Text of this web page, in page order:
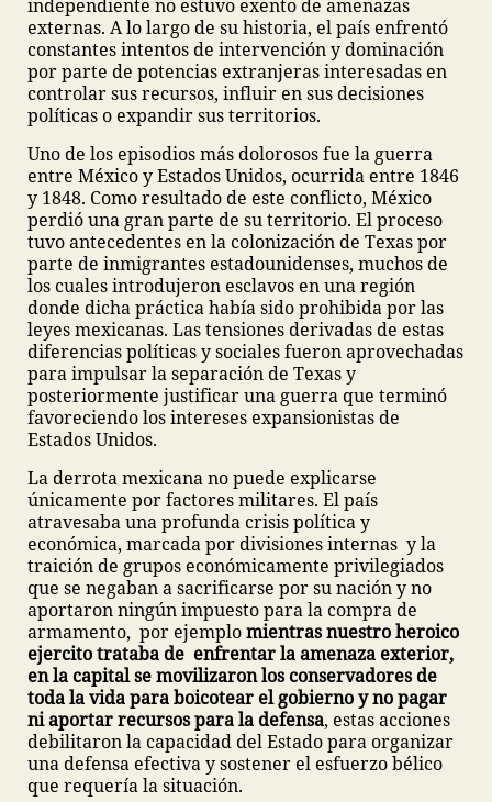
independiente no estuvo exento de amenazas
externas. A lo largo de su historia, el país enfrentó
constantes intentos de intervención y dominación
por parte de potencias extranjeras interesadas en
controlar sus recursos, influir en sus decisiones
políticas o expandir sus territorios.
Uno de los episodios más dolorosos fue la guerra
entre México y Estados Unidos, ocurrida entre 1846
y 1848. Como resultado de este conflicto, México
perdió una gran parte de su territorio. El proceso
tuvo antecedentes en la colonización de Texas por
parte de inmigrantes estadounidenses, muchos de
los cuales introdujeron esclavos en una región
donde dicha práctica había sido prohibida por las
leyes mexicanas. Las tensiones derivadas de estas
diferencias políticas y sociales fueron aprovechadas
para impulsar la separación de Texas y
posteriormente justificar una guerra que terminó
favoreciendo los intereses expansionistas de
Estados Unidos.
La derrota mexicana no puede explicarse
únicamente por factores militares. El país
atravesaba una profunda crisis política y
económica, marcada por divisiones internas y la
traición de grupos económicamente privilegiados
que se negaban a sacrificarse por su nación y no
aportaron ningún impuesto para la compra de
armamento, por ejemplomientras nuestro heroico
ejercito trataba de enfrentar la amenaza exterior,
en la capital se movilizaron los conservadores de
toda la vida para boicotear el gobierno y no pagar
ni aportar recursos para la defensa, estas acciones
debilitaron la capacidad del Estado para organizar
una defensa efectiva y sostener el esfuerzo bélico
que requería la situación.